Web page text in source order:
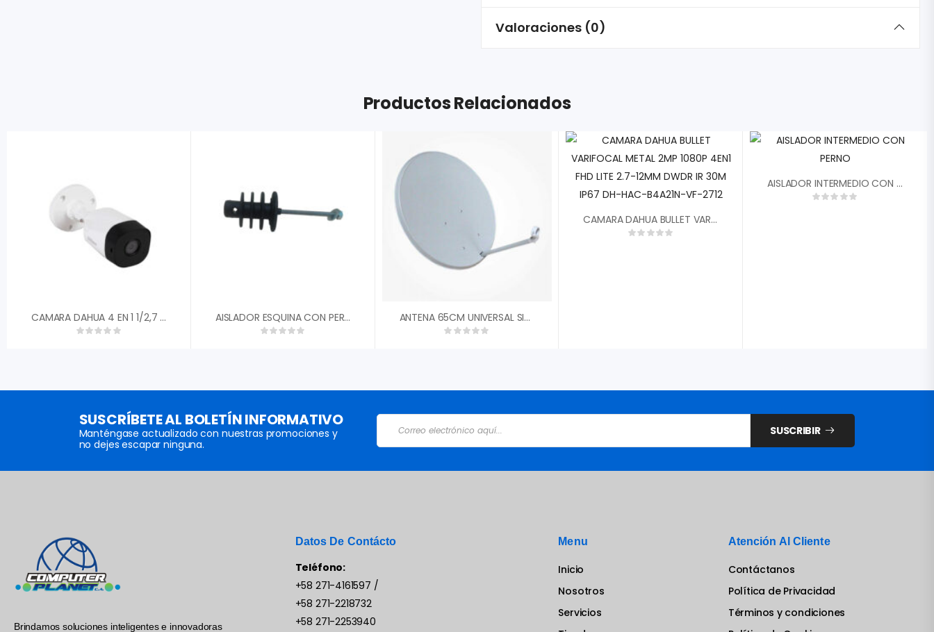
Valoraciones (0)
Productos Relacionados
CAMARA DAHUA 4 EN 1 1/2,7 CMOS 5MP 20FPS TIPO BALA METALICA 2,8MM FOV 93░ DWDR IR 20M IP6 DH-HAC-B2A51N-0280B-S2″ AISLADOR ESQUINA CON PERNO ANTENA 65CM UNIVERSAL SIN LNB
CAMARA DAHUA BULLET VARIFOCAL METAL 2MP 1080P 4EN1 FHD LITE 2.7-12MM DWDR IR 30M IP67 DH-HAC-B4A21N-VF-2712
AISLADOR INTERMEDIO CON PERNO
SUSCRÍBETE AL BOLETÍN INFORMATIVO
Manténgase actualizado con nuestras promociones y
no dejes escapar ninguna.
SUSCRIBIR
Brindamos soluciones inteligentes e innovadoras
Datos De Contácto
Teléfono:
+58 271-4161597 /
+58 271-2218732
+58 271-2253940
Menu
Inicio
Nosotros
Servicios
Atención Al Cliente
Contáctanos
Política de Privacidad
Términos y condiciones